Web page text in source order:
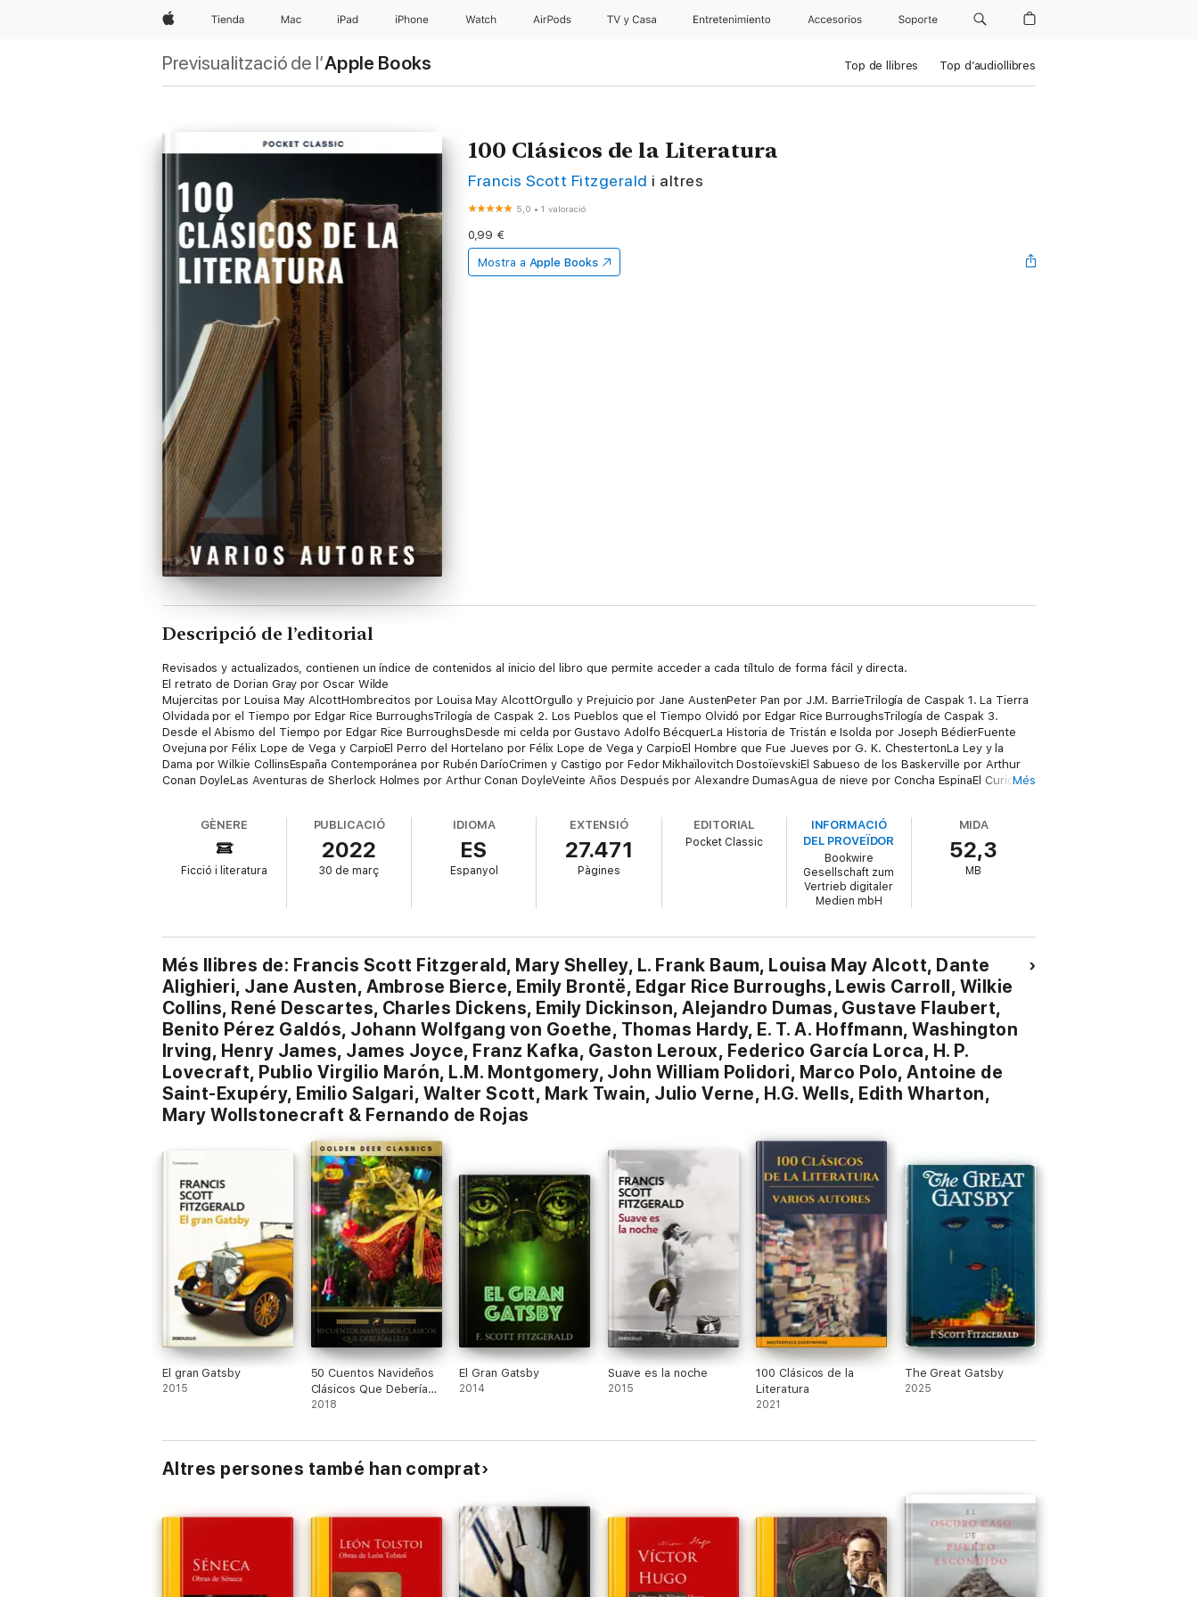
AppleTienda Mac iPad iPhone Watch AirPods TV y Casa Entretenimiento Accesorios Soporte
Previsualització de l’Apple Books Top de llibres Top d’audiollibres
100 Clásicos de la Literatura
Francis Scott Fitzgerald i altres
5,0 •1 valoració
0,99 €
Mostra a Apple Books
Descripció de l’editorial
Revisados y actualizados, contienen un índice de contenidos al inicio del libro que permite acceder a cada tíltulo de forma fácil y directa.
El retrato de Dorian Gray por Oscar Wilde
Mujercitas por Louisa May AlcottHombrecitos por Louisa May AlcottOrgullo y Prejuicio por Jane AustenPeter Pan por J.M. BarrieTrilogía de Caspak 1. La Tierra
Olvidada por el Tiempo por Edgar Rice BurroughsTrilogía de Caspak 2. Los Pueblos que el Tiempo Olvidó por Edgar Rice BurroughsTrilogía de Caspak 3.
Desde el Abismo del Tiempo por Edgar Rice BurroughsDesde mi celda por Gustavo Adolfo BécquerLa Historia de Tristán e Isolda por Joseph BédierFuente
Ovejuna por Félix Lope de Vega y CarpioEl Perro del Hortelano por Félix Lope de Vega y CarpioEl Hombre que Fue Jueves por G. K. ChestertonLa Ley y la
Dama por Wilkie CollinsEspaña Contemporánea por Rubén DaríoCrimen y Castigo por Fedor Mikhaïlovitch DostoïevskiEl Sabueso de los Baskerville por Arthur
Conan DoyleLas Aventuras de Sherlock Holmes por Arthur Conan DoyleVeinte Años Después por Alexandre DumasAgua de nieve por Concha EspinaEl Curioso
JeromeLa Metamorfosis por Franz KafkaCartas a Milena por Franz KafkaIdeario Español por Mariano José de LarraEl Casarse Pronto y Mal por Mariano José de
LarraLa Quimera del Oro por Jack LondonRomancero Gitano por Federico García LorcaEl Rey Arturo y los Caballeros de la Mesa Redonda por Thomas MaloryLo
Que el Viento se Llevó por Margaret MitchellEl Avaro por MolièreLolita por Vladimir NabokovLa República por PlatónLa Caída de la Casa de Usher por Edgar
Allan PoeLa Divina Comedia por Dante AlighieriMetafísica por AristótelesSentido y Sensibiildad por Jane AustenLas Flores del Mal por Charles BaudelaireEl
Decamerón por Giovanni BoccaccioAgnes Grey (Español) por Anne BrontëLas Aventuras de Pinocho por C. CollodiEl Último Mohicano por James Fenimore
CooperNoches Blancas por Fedor Mikhaïlovitch DostoïevskiEstudio en Escarlata por Arthur Conan DoyleEl Signo de los Cuatro por Arthur Conan DoyleLos Tres
por Sigmund FreudBailén por Benito Pérez GaldósEl Jardín del Profeta por Kahlil GibranFausto Parte I por Johann Wolfgang Goethe.Fausto Parte II por Johann
Wolfgang von GoetheLOS MISERABLES por Victor Hugo
Y MUCHOS MÁS.
Més
GÈNERE
Ficció i literatura
PUBLICACIÓ
2022
30 de març
IDIOMA
ES
Espanyol
EXTENSIÓ
27.471
Pàgines
EDITORIAL
Pocket Classic
INFORMACIÓ
DEL PROVEÏDOR
Bookwire
Gesellschaft zum
Vertrieb digitaler
Medien mbH
MIDA
52,3
MB
Més llibres de: Francis Scott Fitzgerald, Mary Shelley, L. Frank Baum, Louisa May Alcott, Dante
Alighieri, Jane Austen, Ambrose Bierce, Emily Brontë, Edgar Rice Burroughs, Lewis Carroll, Wilkie
Collins, René Descartes, Charles Dickens, Emily Dickinson, Alejandro Dumas, Gustave Flaubert,
Benito Pérez Galdós, Johann Wolfgang von Goethe, Thomas Hardy, E. T. A. Hoffmann, Washington
Irving, Henry James, James Joyce, Franz Kafka, Gaston Leroux, Federico García Lorca, H. P.
Lovecraft, Publio Virgilio Marón, L.M. Montgomery, John William Polidori, Marco Polo, Antoine de
Saint-Exupéry, Emilio Salgari, Walter Scott, Mark Twain, Julio Verne, H.G. Wells, Edith Wharton,
Mary Wollstonecraft & Fernando de Rojas
El gran Gatsby
2015
50 Cuentos Navideños
Clásicos Que Deberías
Leer (Golden Deer
2018
El Gran Gatsby
2014
Suave es la noche
2015
100 Clásicos de la
Literatura
2021
The Great Gatsby
2025
Altres persones també han comprat